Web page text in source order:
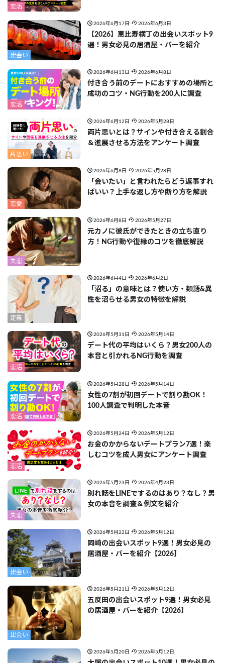
恋活
出会い
2026年6月17日 2026年6月3日
【2026】恵比寿横丁の出会いスポット9
選！男女必見の居酒屋・バーを紹介
恋活
2026年6月13日 2026年6月8日
付き合う前のデートにおすすめの場所と
成功のコツ・NG行動を200人に調査
片思い
2026年6月12日 2026年5月28日
両片思いとは？サインや付き合える割合
＆進展させる方法をアンケート調査
恋愛
2026年6月8日 2026年5月28日
「会いたい」と言われたらどう返事すれ
ばいい？上手な返し方や断り方を解説
失恋
2026年6月8日 2026年5月27日
元カノに彼氏ができたときの立ち直り
方！NG行動や復縁のコツを徹底解説
定義
2026年6月4日 2026年6月2日
「沼る」の意味とは？使い方・類語&異
性を沼らせる男女の特徴を解説
恋活
2026年5月31日 2026年5月14日
デート代の平均はいくら？男女200人の
本音と引かれるNG行動を調査
恋活
2026年5月28日 2026年5月14日
女性の7割が初回デートで割り勘OK！
100人調査で判明した本音
恋活
2026年5月24日 2026年5月12日
お金のかからないデートプラン7選！楽
しむコツを成人男女にアンケート調査
失恋
2026年5月23日 2026年4月23日
別れ話をLINEでするのはあり？なし？男
女の本音を調査＆例文を紹介
出会い
2026年5月22日 2026年5月12日
岡崎の出会いスポット9選！男女必見の
居酒屋・バーを紹介【2026】
出会い
2026年5月21日 2026年5月12日
五反田の出会いスポット9選！男女必見
の居酒屋・バーを紹介【2026】
2026年5月20日 2026年5月12日